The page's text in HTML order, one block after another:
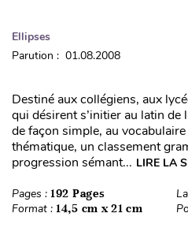
Ellipses
Parution : 01.08.2008
Destiné aux collégiens, aux
qui désirent s’initier au latin de
de façon simple, au
thématique, un classement
progression sémant... LIRE LA
Pages : 192 Pages
Format : 14,5 cm x 21 cm